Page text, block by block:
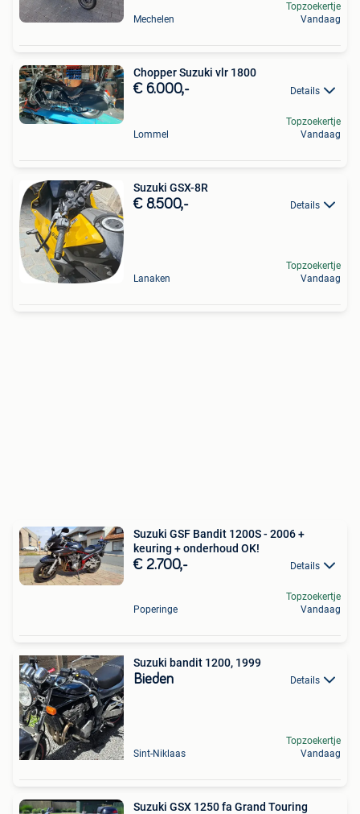
Mechelen
Topzoekertje
Vandaag
Chopper Suzuki vlr 1800
€ 6.000,- Details
Lommel
Topzoekertje
Vandaag
Suzuki GSX-8R
€ 8.500,- Details
Lanaken
Topzoekertje
Vandaag
Suzuki GSF Bandit 1200S - 2006 +
keuring + onderhoud OK!
€ 2.700,- Details
Poperinge
Topzoekertje
Vandaag
Suzuki bandit 1200, 1999
Bieden Details
Sint-Niklaas
Topzoekertje
Vandaag
Suzuki GSX 1250 fa Grand Touring